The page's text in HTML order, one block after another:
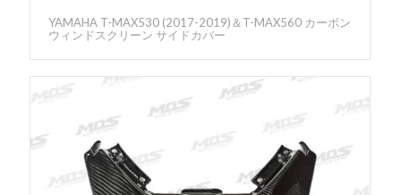
YAMAHA T-MAX530 (2017-2019)＆T-MAX560 カーボン
ウィンドスクリーン サイドカバー